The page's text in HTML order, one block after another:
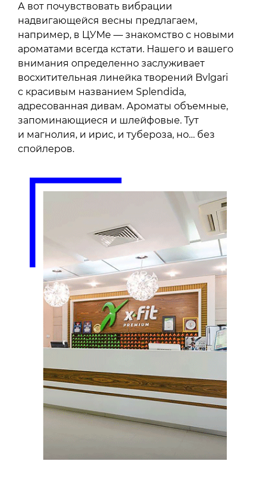
А вот почувствовать вибрации
надвигающейся весны предлагаем,
например, в ЦУМе — знакомство с новыми
ароматами всегда кстати. Нашего и вашего
внимания определенно заслуживает
восхитительная линейка творений Bvlgari
с красивым названием Splendida,
адресованная дивам. Ароматы объемные,
запоминающиеся и шлейфовые. Тут
и магнолия, и ирис, и тубероза, но… без
спойлеров.